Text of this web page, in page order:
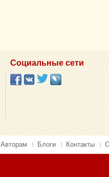
Социальные сети
Авторам Блоги Контакты